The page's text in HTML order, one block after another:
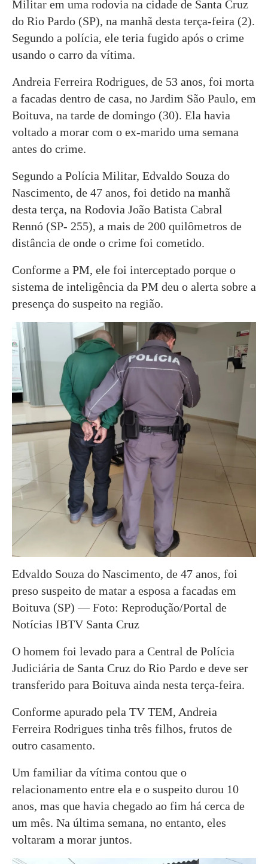
Militar em uma rodovia na cidade de Santa Cruz
do Rio Pardo (SP), na manhã desta terça-feira (2).
Segundo a polícia, ele teria fugido após o crime
usando o carro da vítima.
Andreia Ferreira Rodrigues, de 53 anos, foi morta
a facadas dentro de casa, no Jardim São Paulo, em
Boituva, na tarde de domingo (30). Ela havia
voltado a morar com o ex-marido uma semana
antes do crime.
Segundo a Polícia Militar, Edvaldo Souza do
Nascimento, de 47 anos, foi detido na manhã
desta terça, na Rodovia João Batista Cabral
Rennó (SP- 255), a mais de 200 quilômetros de
distância de onde o crime foi cometido.
Conforme a PM, ele foi interceptado porque o
sistema de inteligência da PM deu o alerta sobre a
presença do suspeito na região.
Edvaldo Souza do Nascimento, de 47 anos, foi
preso suspeito de matar a esposa a facadas em
Boituva (SP) — Foto: Reprodução/Portal de
Notícias IBTV Santa Cruz
O homem foi levado para a Central de Polícia
Judiciária de Santa Cruz do Rio Pardo e deve ser
transferido para Boituva ainda nesta terça-feira.
Conforme apurado pela TV TEM, Andreia
Ferreira Rodrigues tinha três filhos, frutos de
outro casamento.
Um familiar da vítima contou que o
relacionamento entre ela e o suspeito durou 10
anos, mas que havia chegado ao fim há cerca de
um mês. Na última semana, no entanto, eles
voltaram a morar juntos.